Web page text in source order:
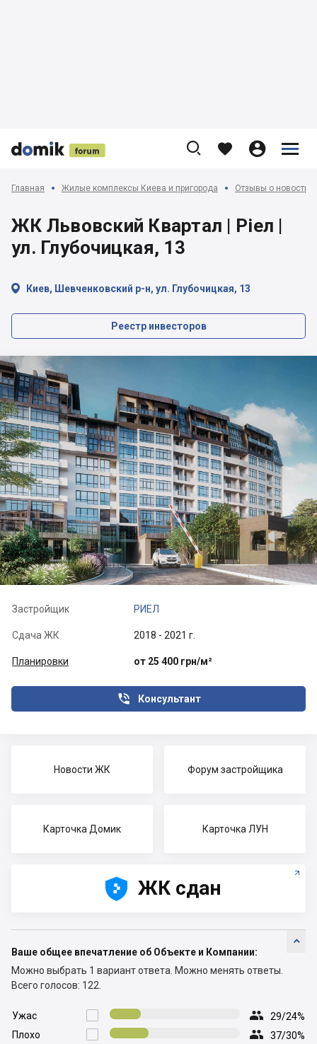


 
    


Главная Жилые комплексы Киева и пригорода Отзывы о
ЖК Львовский Квартал | Ріел |
ул. Глубочицкая, 13
 Киев, Шевченковский р-н, ул. Глубочицкая, 13
Реестр инвесторов
Застройщик РИЕЛ
Сдача ЖК 2018 - 2021 г.
Планировки от 25 400 грн/м²
Консультант

Новости ЖК Форум застройщика
Карточка Домик Карточка ЛУН




 ЖК сдан

Ваше общее впечатление об Объекте и Компании:
Можно выбрать 1 вариант ответа. Можно менять ответы.
Всего голосов: 122.

Ужас  29/24%

Плохо  37/30%